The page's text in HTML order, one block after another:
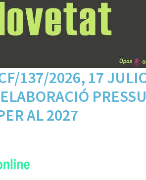
137/2026, 17
AL 2027